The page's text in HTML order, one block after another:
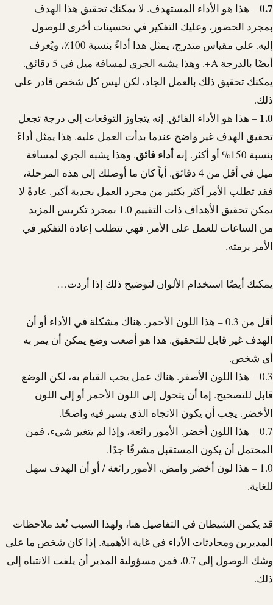
0.7– هذا هو الأداء المستهدف. لا يمكنك تحقيق هذا الهدف
بمجرد الحضور، وعليك التفكير في تحسينات أخرى للوصول
إليه. على مقياس متدرج، يمثل هذا أداءً بنسبة 100٪، ويُعرف
أيضًا بالدرجة A+. وهذا يشبه الجري لمسافة ميل في 5 دقائق.
يمكنك تحقيق ذلك بالعمل الجاد، لكن ليس كل شخص قادر على
ذلك.
1.0 – هذا هو الأداء الفائق. إنه يتجاوز التوقعات إلى درجة تجعل
تحقيق الهدف غير واضح عندما بدأت العمل عليه. هذا يمثل أداءً
بنسبة 150% أو أكثر. إنه
أداء فائق. وهذا يشبه الجري لمسافة
ميل في أقل من 4 دقائق. أياً كان ما أوصلك إلى هذه المرحلة،
فقد تطلب الأمر أكثر بكثير من مجرد العمل بجدية أكبر. عادةً لا
يمكن تحقيق الأهداف ذات التقييم 1.0 بمجرد تكريس المزيد
من الساعات للعمل على الأمر. فهي تتطلب إعادة التفكير في
الأمر برمته.
يمكنك أيضًا استخدام الألوان لتوضيح ذلك إذا أردت…
أقل من 0.3 – هذا اللون الأحمر. هناك مشكلة في الأداء أو أن
الهدف غير قابل للتحقيق. هذا هو أصعب وضع يمكن أن يمر به
أي شخص.
0.3 – هذا اللون الأصفر. هناك عمل يجب القيام به، لكن الوضع
قابل للتصحيح. إما أن يتحول إلى اللون الأحمر أو إلى اللون
الأخضر. يجب أن يكون الاتجاه الذي يسير فيه واضحًا.
0.7 – هذا اللون أخضر. الأمور رائعة، وإذا لم يتغير شيء، فمن
المحتمل أن يكون المستقبل مشرقًا جدًا.
1.0 – هذا لون أخضر وامض. الأمور رائعة / أو أن الهدف سهل
للغاية.
قد يكمن الشيطان في التفاصيل هنا، ولهذا السبب تُعد ملاحظات
المديرين ومحادثات الأداء في غاية الأهمية. إذا كان شخص ما على
وشك الوصول إلى 0.7، فمن مسؤولية المدير أن يلفت الانتباه إلى
ذلك.